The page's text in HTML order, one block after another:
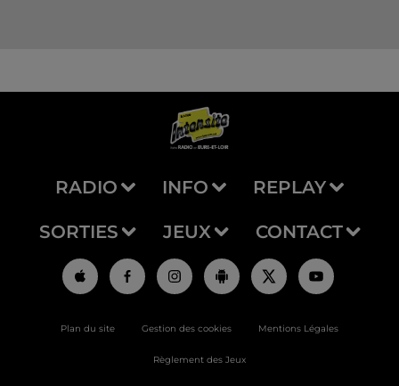
RADIO INFO REPLAY
SORTIES JEUX CONTACT
Plan du site Gestion des cookies Mentions Légales
Règlement des Jeux